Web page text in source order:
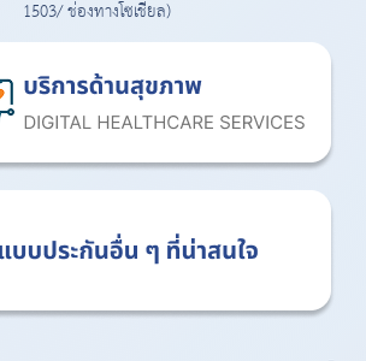
1503/ ช่องทางโซเชียล)